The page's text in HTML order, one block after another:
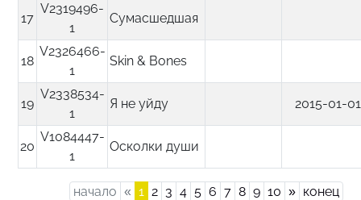
17
V2319496-
1
Сумасшедшая
18
V2326466-
1
Skin & Bones
19
V2338534-
1
Я не уйду 2015-01-01
20
V1084447-
1
Осколки души
начало «Previous
1 2 3 4 5 6 7 8 9 10 »Next
конец